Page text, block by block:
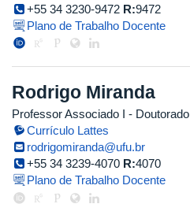
+55 34 3230-9472 R:9472
Plano de Trabalho Docente
Rodrigo Miranda
Professor Associado I - Doutorado
Currículo Lattes
rodrigomiranda@ufu.br
+55 34 3239-4070 R:4070
Plano de Trabalho Docente